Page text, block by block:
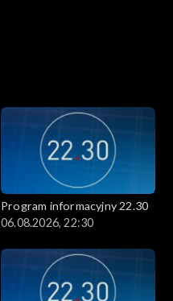
Program informacyjny 22.30
06.08.2026, 22:30